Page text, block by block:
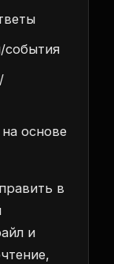
основе
в
и